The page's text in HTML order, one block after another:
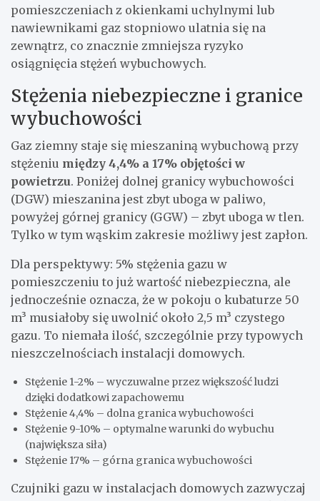
pomieszczeniach z okienkami uchylnymi lub
nawiewnikami gaz stopniowo ulatnia się na
zewnątrz, co znacznie zmniejsza ryzyko
osiągnięcia stężeń wybuchowych.
Stężenia niebezpieczne i granice
wybuchowości
Gaz ziemny staje się mieszaniną wybuchową przy
stężeniu między 4,4% a 17% objętości w
powietrzu. Poniżej dolnej granicy wybuchowości
(DGW) mieszanina jest zbyt uboga w paliwo,
powyżej górnej granicy (GGW) – zbyt uboga w tlen.
Tylko w tym wąskim zakresie możliwy jest zapłon.
Dla perspektywy: 5% stężenia gazu w
pomieszczeniu to już wartość niebezpieczna, ale
jednocześnie oznacza, że w pokoju o kubaturze 50
m³ musiałoby się uwolnić około 2,5 m³ czystego
gazu. To niemała ilość, szczególnie przy typowych
nieszczelnościach instalacji domowych.
Stężenie 1-2% – wyczuwalne przez większość ludzi
dzięki dodatkowi zapachowemu
Stężenie 4,4% – dolna granica wybuchowości
Stężenie 9-10% – optymalne warunki do wybuchu
(największa siła)
Stężenie 17% – górna granica wybuchowości
Czujniki gazu w instalacjach domowych zazwyczaj